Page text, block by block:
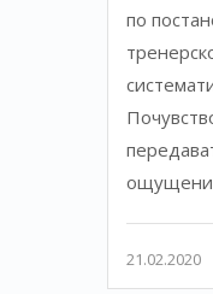
по
21.02.2020